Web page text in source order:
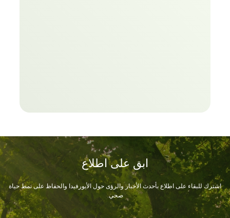
ابق على اطلاع
اشترك للبقاء على اطلاع بأحدث الأخبار والرؤى حول الأيورفيدا والحفاظ على نمط حياة
صحي.